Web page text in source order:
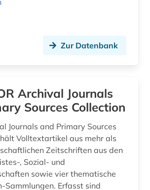
Zur Datenbank
Archival Journals
Sources Collection
Journals and Primary Sources
Volltextartikel aus mehr als
Zeitschriften aus den
, Sozial- und
sowie vier thematische
Erfasst sind